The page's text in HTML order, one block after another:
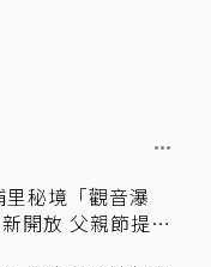
秘境「觀音瀑
開放 父親節提前